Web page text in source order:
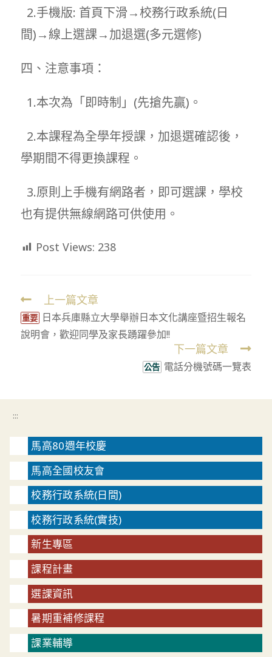
2.手機版: 首頁下滑→校務行政系統(日
間)→線上選課→加退選(多元選修)
四、注意事項：
1.本次為「即時制」(先搶先贏)。
2.本課程為全學年授課，加退選確認後，
學期間不得更換課程。
3.原則上手機有網路者，即可選課，學校
也有提供無線網路可供使用。
Post Views: 238
Read
more
articles
上一篇文章
重要 日本兵庫縣立大學舉辦日本文化講座暨招生報名
說明會，歡迎同學及家長踴躍參加!!
下一篇文章
公告 電話分機號碼一覽表
:::
馬高80週年校慶
馬高全國校友會
校務行政系統(日間)
校務行政系統(實技)
新生專區
課程計畫
選課資訊
暑期重補修課程
課業輔導